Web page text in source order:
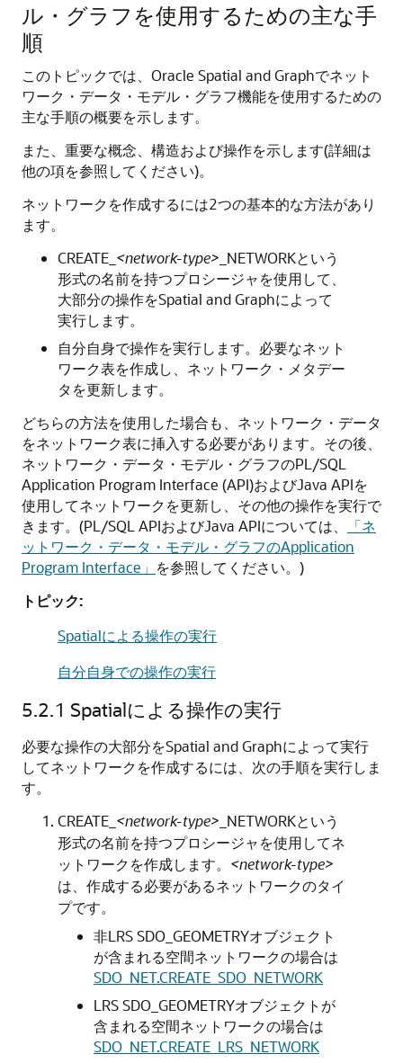
ル・グラフを使用するための主な手
順
このトピックでは、Oracle Spatial and Graphでネット
ワーク・データ・モデル・グラフ機能を使用するための
主な手順の概要を示します。
また、重要な概念、構造および操作を示します(詳細は
他の項を参照してください)。
ネットワークを作成するには2つの基本的な方法があり
ます。
CREATE_ <network-type> _NETWORKという
形式の名前を持つプロシージャを使用して、
大部分の操作をSpatial and Graphによって
実行します。
自分自身で操作を実行します。必要なネット
ワーク表を作成し、ネットワーク・メタデー
タを更新します。
どちらの方法を使用した場合も、ネットワーク・データ
をネットワーク表に挿入する必要があります。その後、
ネットワーク・データ・モデル・グラフのPL/SQL
Application Program Interface (API)およびJava APIを
使用してネットワークを更新し、その他の操作を実行で
きます。(PL/SQL APIおよびJava APIについては、
「ネ
ットワーク・データ・モデル・グラフのApplication
Program Interface」 を参照してください。)
トピック:
Spatialによる操作の実行
自分自身での操作の実行
5.2.1 Spatialによる操作の実行
必要な操作の大部分をSpatial and Graphによって実行
してネットワークを作成するには、次の手順を実行しま
す。
CREATE_ <network-type> _NETWORKという
形式の名前を持つプロシージャを使用してネ
ットワークを作成します。 <network-type>
は、作成する必要があるネットワークのタイ
プです。
非LRS SDO_GEOMETRYオブジェクト
が含まれる空間ネットワークの場合は
SDO_NET.CREATE_SDO_NETWORK
LRS SDO_GEOMETRYオブジェクトが
含まれる空間ネットワークの場合は
SDO_NET.CREATE_LRS_NETWORK